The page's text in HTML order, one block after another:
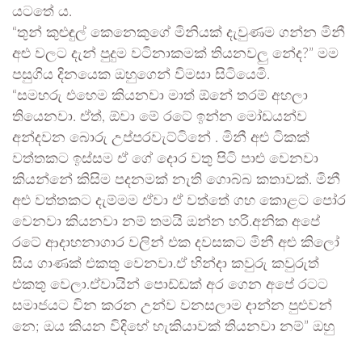
යටතේ ය.
“තුන් කුළුඳුල් කෙනෙකුගේ මිනියක් දැවුණම ගන්න මිනී
අළු වලට දැන් පුදුම වටිනාකමක් තියනවලු නේද?” මම
පසුගිය දිනයෙක ඔහුගෙන් විමසා සිටියෙමි.
“සමහරු එහෙම කියනවා මාත් ඕනේ තරම් අහලා
තියෙනවා. ඒත්, ඕවා මේ රටේ ඉන්න මෝඩයන්ව
අන්දවන බොරු උප්පරවැට්ටිනේ . මිනී අළු ටිකක්
වත්තකට ඉස්සම ඒ ගේ දොර වතු පිටි පාළු වෙනවා
කියන්නේ කිසිම පදනමක් නැති ගොබ්බ කතාවක්. මිනී
අළු වත්තකට දැම්මම ඒවා ඒ වත්තේ ගහ කොළට පෝර
වෙනවා කියනවා නම් තමයි ඔන්න හරි.අනික අපේ
රටේ ආදාහනාගාර වලින් එක දවසකට මිනී අළු කිලෝ
සිය ගාණක් එකතු වෙනවා.ඒ හින්දා කවුරු කවුරුත්
එකතු වෙලා.ඒවායින් පොඩ්ඩක් අර ගෙන අපේ රටට
සමාජයට වින කරන උන්ව වනසලාම දාන්න පුළුවන්
නෙ; ඔය කියන විදිහේ හැකියාවක් තියනවා නම්” ඔහු